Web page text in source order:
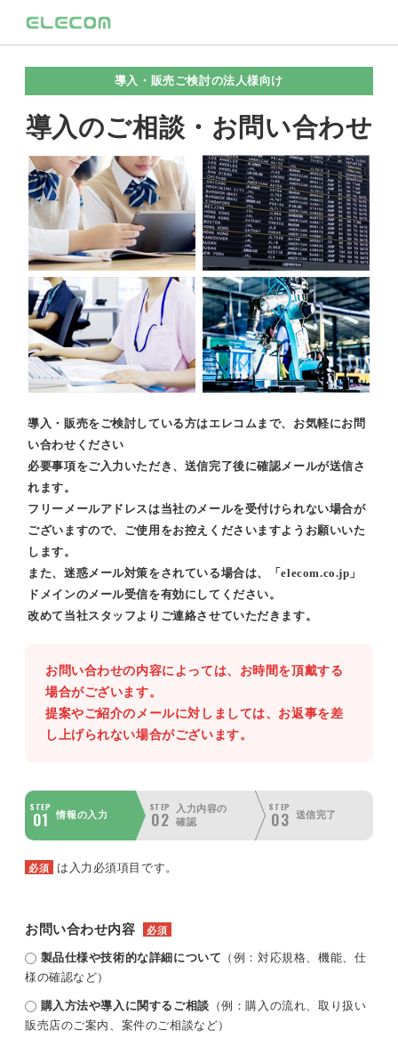
導入・販売ご検討の法人様向け
導入のご相談・お問い合わせ
導入・販売をご検討している方はエレコムまで、お気軽にお問
い合わせください
必要事項をご入力いただき、送信完了後に確認メールが送信さ
れます。
フリーメールアドレスは当社のメールを受付けられない場合が
ございますので、ご使用をお控えくださいますようお願いいた
します。
また、迷惑メール対策をされている場合は、「elecom.co.jp」
ドメインのメール受信を有効にしてください。
改めて当社スタッフよりご連絡させていただきます。
お問い合わせの内容によっては、お時間を頂戴する
場合がございます。
提案やご紹介のメールに対しましては、お返事を差
し上げられない場合がございます。
STEP
01 情報の入力
STEP
02
入力内容の
確認
STEP
03 送信完了
必須 は入力必須項目です。
お問い合わせ内容 必須
製品仕様や技術的な詳細について （例：対応規格、機能、仕
様の確認など）
購入方法や導入に関するご相談 （例：購入の流れ、取り扱い
販売店のご案内、案件のご相談など）